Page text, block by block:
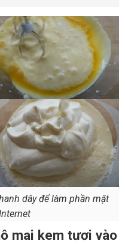
dây để làm phần mặt
mai kem tươi vào